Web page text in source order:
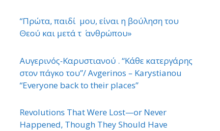
“Πρώτα, παιδί μου, είναι η βούληση του
Θεού και μετά τ ΄ ανθρώπου»
Αυγερινός-Καρυστιανού . “Κάθε κατεργάρης
στον πάγκο του”/ Avgerinos – Karystianou
“Εveryone back to their places”
Revolutions That Were Lost—or Never
Happened, Though They Should Have